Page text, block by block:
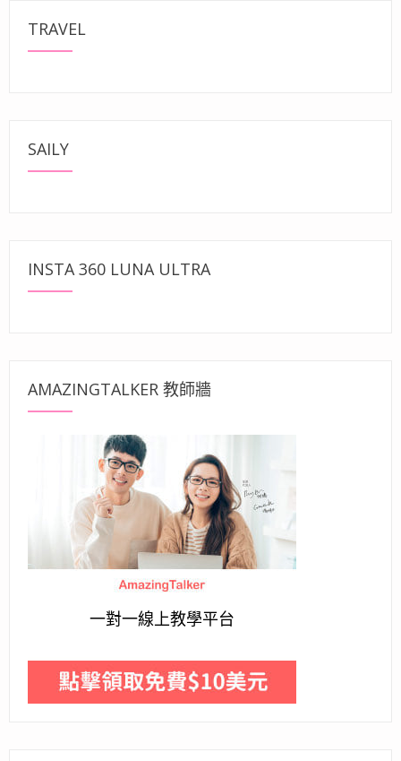
TRAVEL
SAILY
INSTA 360 LUNA ULTRA
AMAZINGTALKER 教師牆
一對一線上教學平台